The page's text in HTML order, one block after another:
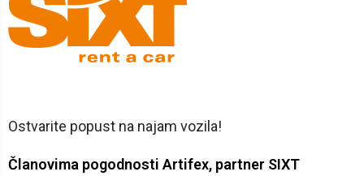
Ostvarite popust na najam vozila!
Članovima pogodnosti Artifex, partner SIXT